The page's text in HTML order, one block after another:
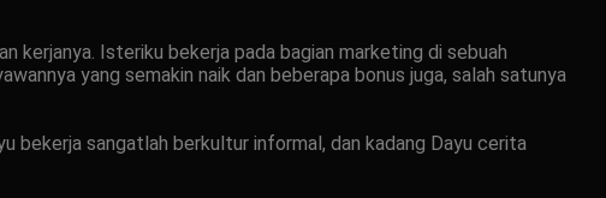
kerjanya. Isteriku bekerja pada bagian marketing di sebuah
yang semakin naik dan beberapa bonus juga, salah satunya
bekerja sangatlah berkultur informal, dan kadang Dayu cerita